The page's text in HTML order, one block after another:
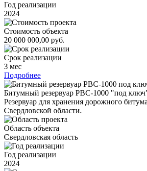
Год реализации
2024
Стоимость объекта
20 000 000,00 руб.
Срок реализации
3 мес
Подробнее
Битумный резервуар РВС-1000 "под
Резервуар для хранения дорожного
Свердловской области.
Область объекта
Свердловская область
Год реализации
2024